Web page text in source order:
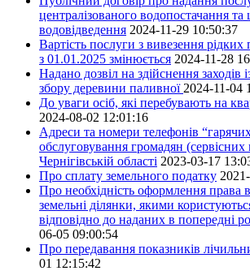
централізованого водопостачання та
водовідведення 2024-11-29 10:50:37
Вартість послуги з вивезення рідких
з 01.01.2025 змінюється 2024-11-28
Надано дозвіл на здійснення заходів
збору деревини паливної 2024-11-04
До уваги осіб, які перебувають на
2024-08-02 12:01:16
Адреси та номери телефонів “гарячих
обслуговування громадян
Чернігівській області 2023-03-17
Про сплату земельного податку
Про необхідність оформлення права
земельні ділянки, якими
відповідно до наданих в попередні
06-05 09:00:54
Про передавання показників
01 12:15:42